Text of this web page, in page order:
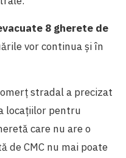
8 gherete de
vor continua și în
stradal a precizat
locațiilor pentru
care nu are o
de CMC nu mai poate